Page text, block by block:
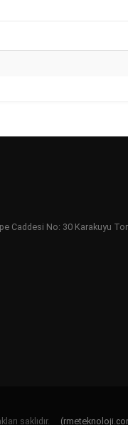
Caddesi No: 30 Karakuyu
saklıdır.